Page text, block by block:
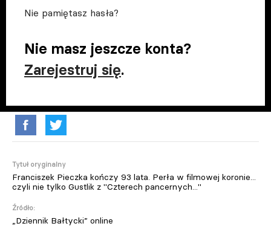
Nie pamiętasz hasła?
Nie masz jeszcze konta?
Zarejestruj się.
Tytuł oryginalny
Franciszek Pieczka kończy 93 lata. Perła w filmowej koronie...
czyli nie tylko Gustlik z "Czterech pancernych..."
Źródło:
„Dziennik Bałtycki” online